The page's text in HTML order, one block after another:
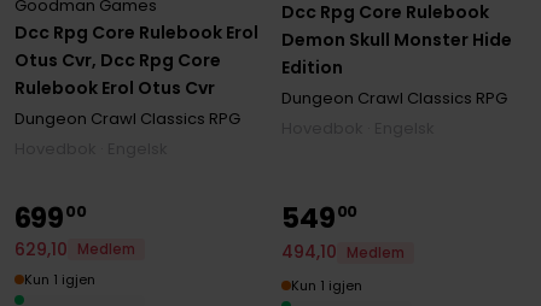
Dcc Rpg Core Rulebook Erol
Otus Cvr, Dcc Rpg Core
Rulebook Erol Otus Cvr
Goodman Games
Dungeon Crawl Classics RPG
Dcc Rpg Core Rulebook
Demon Skull Monster Hide
Edition
Dungeon Crawl Classics RPG
69900
629,10
Medlem
Kun 1 igjen
54900
494,10
Medlem
Kun 1 igjen